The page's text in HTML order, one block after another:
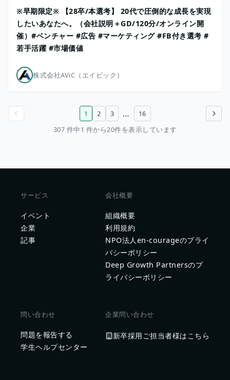
※早期限定※ 【28卒/本選考】 20代で圧倒的な成長を実現
したいあなたへ。（会社説明＋GD/120分/オンライン開
催）#ベンチャー #広告 #マーケティング #FB付き選考 #
若手活躍 #市場価値
株式会社AViC（エイビック）
次のページ
1 2 3 …
16
307 件中1 件から20件を表示しています
サービス
イベント
企業
記事
会社概要
組織概要
利用規約
NPO法人en-courageのプライ
バシーポリシー
Deep Growth Partnersのプ
ライバシーポリシー
問い合わせ
問題を報告する
学生ヘルプセンター
企業問い合わせ
新卒採用ご担当者様はこちら